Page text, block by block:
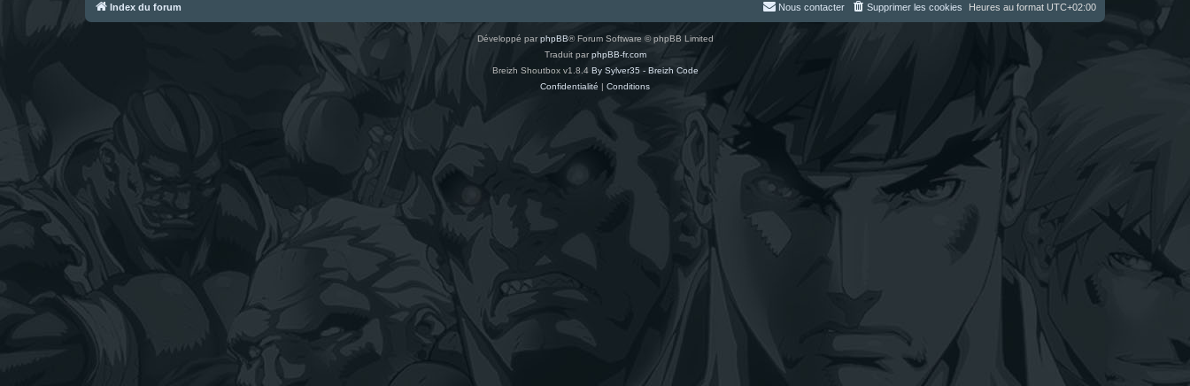
Index du forum Heures au format UTC+02:00
Supprimer les cookies
Nous contacter
Développé parphpBB® Forum Software © phpBB Limited
Traduit parphpBB-fr.com
Breizh Shoutbox v1.8.4 By Sylver35 - Breizh Code
Confidentialité | Conditions